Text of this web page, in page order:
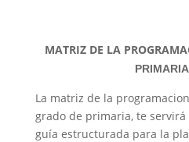
MATRIZ DE LA
La matriz de la
grado de primaria, te
guía estructurada para la